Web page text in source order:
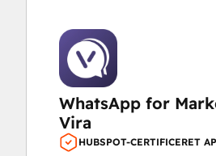
WhatsApp for
Vira
HUBSPOT-CERTIFICERET